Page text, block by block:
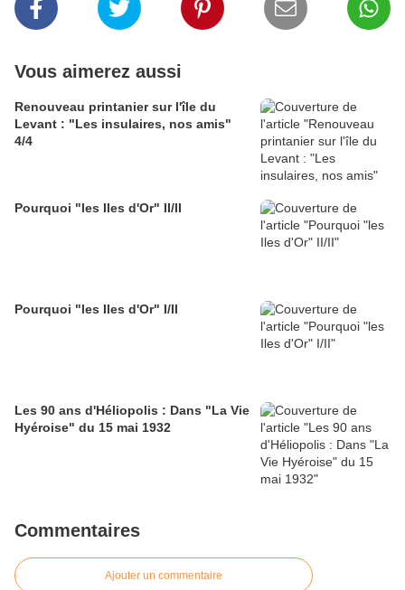
Vous aimerez aussi
Renouveau printanier sur l'île du
Levant : "Les insulaires, nos amis"
4/4
Pourquoi "les Iles d'Or" II/II
Pourquoi "les Iles d'Or" I/II
Les 90 ans d'Héliopolis : Dans "La Vie
Hyéroise" du 15 mai 1932
Commentaires
Ajouter un commentaire